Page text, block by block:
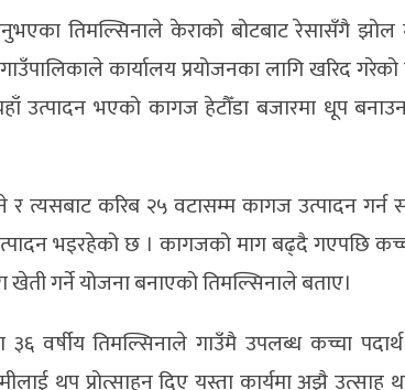
तिमल्सिनाले केराको बोटबाट रेसासँगै
कार्यालय प्रयोजनका लागि खरिद
भएको कागज हेटौँडा बजारमा धूप बनाउन
र त्यसबाट करिब २५ वटासम्म कागज उत्पादन
भइरहेको छ । कागजको माग बढ्दै गएपछि
गर्ने योजना बनाएको तिमल्सिनाले बताए।
वर्षीय तिमल्सिनाले गाउँमै उपलब्ध कच्चा पदार्थ
थप प्रोत्साहन दिए यस्ता कार्यमा अझै उत्साह